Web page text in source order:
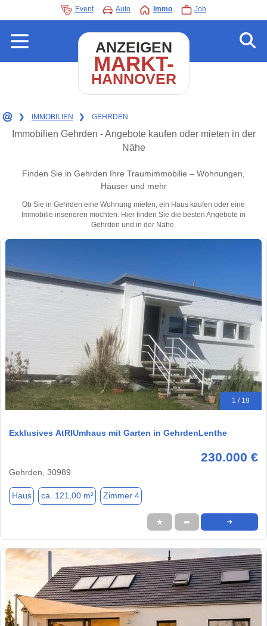
Event Auto Immo Job
ANZEIGEN
MARKT-
HANNOVER
❯ IMMOBILIEN ❯ GEHRDEN
Immobilien Gehrden - Angebote kaufen oder mieten in der
Nähe
Finden Sie in Gehrden Ihre Traumimmobilie – Wohnungen,
Häuser und mehr
Ob Sie in Gehrden eine Wohnung mieten, ein Haus kaufen oder eine
Immobilie inserieren möchten: Hier finden Sie die besten Angebote in
Gehrden und in der Nähe.
1 / 19
Exklusives AtRIUmhaus mit Garten in GehrdenLenthe
230.000 €
Gehrden, 30989
Haus ca. 121,00 m² Zimmer 4
★ ➦ ➜